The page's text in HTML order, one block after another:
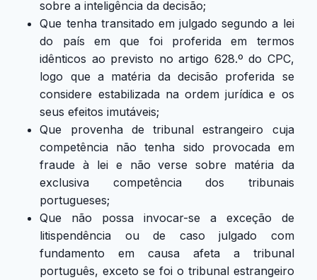
sobre a inteligência da decisão;
Que tenha transitado em julgado segundo a lei
do país em que foi proferida em termos
idênticos ao previsto no artigo 628.º do CPC,
logo que a matéria da decisão proferida se
considere estabilizada na ordem jurídica e os
seus efeitos imutáveis;
Que provenha de tribunal estrangeiro cuja
competência não tenha sido provocada em
fraude à lei e não verse sobre matéria da
exclusiva competência dos tribunais
portugueses;
Que não possa invocar-se a exceção de
litispendência ou de caso julgado com
fundamento em causa afeta a tribunal
português, exceto se foi o tribunal estrangeiro